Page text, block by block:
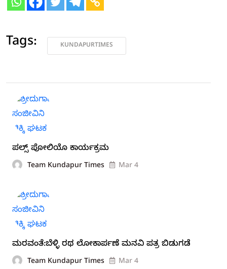
Tags: KUNDAPURTIMES
ಪಲ್ಸ್ ಪೋಲಿಯೊ ಕಾರ್ಯಕ್ರಮ
Team Kundapur Times Mar 4
ಮರವಂತೆ:ಬೆಳ್ಳಿ ರಥ ಲೋಕಾರ್ಪಣೆ ಮನವಿ ಪತ್ರ ಬಿಡುಗಡೆ
Team Kundapur Times Mar 4